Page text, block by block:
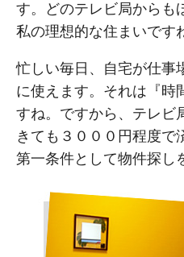
す。どのテレビ局からも
私の理想的な住まいです
忙しい毎日、自宅が仕事
に使えます。それは『時
すね。ですから、テレビ
きても３０００円程度で
第一条件として物件探し